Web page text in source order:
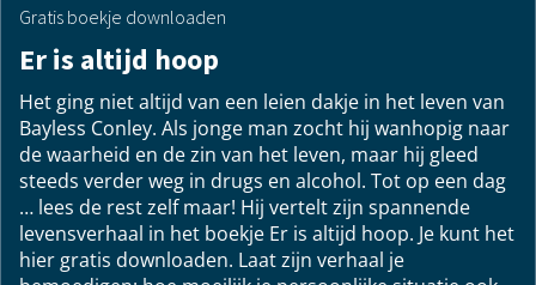
Gratis boekje downloaden
Er is altijd hoop
Het ging niet altijd van een leien dakje in het leven van
Bayless Conley. Als jonge man zocht hij wanhopig naar
de waarheid en de zin van het leven, maar hij gleed
steeds verder weg in drugs en alcohol. Tot op een dag
… lees de rest zelf maar! Hij vertelt zijn spannende
levensverhaal in het boekje Er is altijd hoop. Je kunt het
hier gratis downloaden. Laat zijn verhaal je